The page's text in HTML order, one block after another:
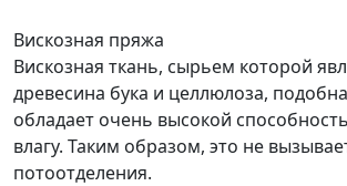
Вискозная пряжа
Вискозная ткань, сырьем которой
древесина бука и целлюлоза,
обладает очень высокой
влагу. Таким образом, это не
потоотделения.